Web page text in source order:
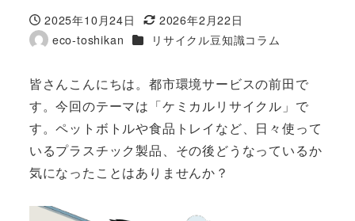
投稿日
2025年10月24日
更新日
2026年2月22日
著
eco-toshikan カテゴリー
リサイクル豆知識コラム
皆さんこんにちは。都市環境サービスの前田で
す。今回のテーマは「ケミカルリサイクル」で
す。ペットボトルや食品トレイなど、日々使って
いるプラスチック製品、その後どうなっているか
気になったことはありませんか？